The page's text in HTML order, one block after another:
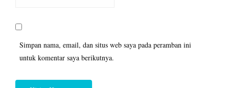
Simpan nama, email, dan situs web saya pada peramban ini
untuk komentar saya berikutnya.